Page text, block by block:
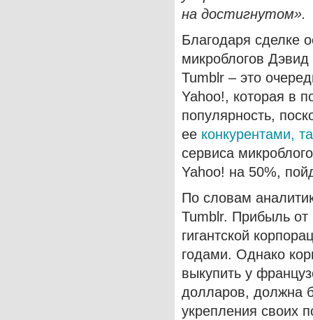
на достигнутом».
Благодаря сделке
микроблогов
Tumblr – это
Yahoo!, которая в
популярность,
ее конкурентами,
сервиса
Yahoo! на 50%,
По словам
Tumblr. Прибыль от
гигантской
годами. Однако
выкупить у
долларов, должна
укрепления своих